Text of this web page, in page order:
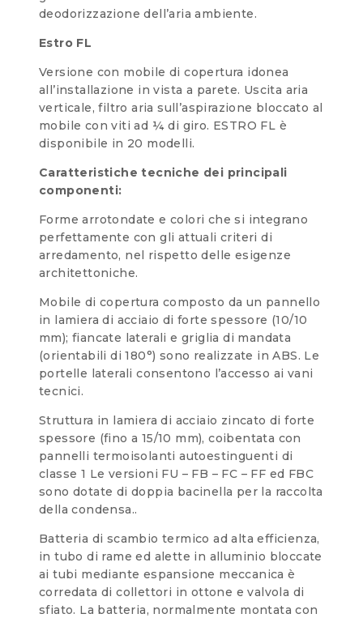
deodorizzazione dell’aria ambiente.
Estro FL
Versione con mobile di copertura idonea
all’installazione in vista a parete. Uscita aria
verticale, filtro aria sull’aspirazione bloccato al
mobile con viti ad ¼ di giro. ESTRO FL è
disponibile in 20 modelli.
Caratteristiche tecniche dei principali
componenti:
Forme arrotondate e colori che si integrano
perfettamente con gli attuali criteri di
arredamento, nel rispetto delle esigenze
architettoniche.
Mobile di copertura composto da un pannello
in lamiera di acciaio di forte spessore (10/10
mm); fiancate laterali e griglia di mandata
(orientabili di 180°) sono realizzate in ABS. Le
portelle laterali consentono l’accesso ai vani
tecnici.
Struttura in lamiera di acciaio zincato di forte
spessore (fino a 15/10 mm), coibentata con
pannelli termoisolanti autoestinguenti di
classe 1 Le versioni FU – FB – FC – FF ed FBC
sono dotate di doppia bacinella per la raccolta
della condensa..
Batteria di scambio termico ad alta efficienza,
in tubo di rame ed alette in alluminio bloccate
ai tubi mediante espansione meccanica è
corredata di collettori in ottone e valvola di
sfiato. La batteria, normalmente montata con